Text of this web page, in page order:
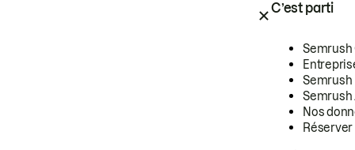
C’est parti
Semrush
Semrush
Semrush
Nos